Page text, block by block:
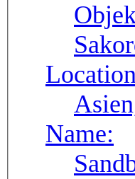
Name: